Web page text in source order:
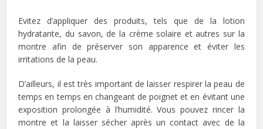
Evitez d’appliquer des produits, tels que de la lotion
hydratante, du savon, de la crème solaire et autres sur la
montre afin de préserver son apparence et éviter les
irritations de la peau.
D’ailleurs, il est très important de laisser respirer la peau de
temps en temps en changeant de poignet et en évitant une
exposition prolongée à l’humidité. Vous pouvez rincer la
montre et la laisser sécher après un contact avec de la